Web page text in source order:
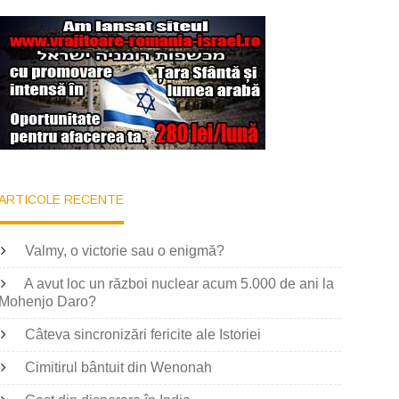
RECENTE
Valmy, o victorie sau o enigmă?
A avut loc un război nuclear acum 5.000 de ani la
Daro?
Câteva sincronizări fericite ale Istoriei
Cimitirul bântuit din Wenonah